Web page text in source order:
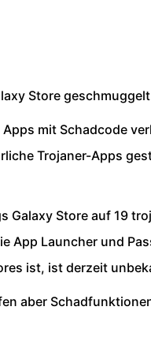
Store
mit Schadcode
Trojaner-Apps
Galaxy Store auf 19
App Launcher und
ist, ist derzeit
aber